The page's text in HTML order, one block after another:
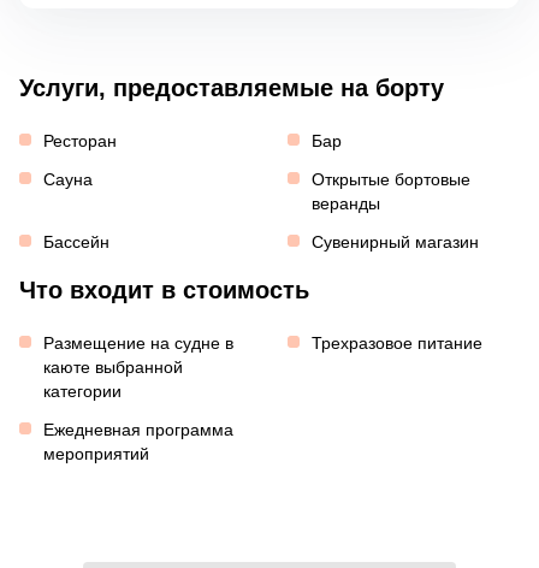
Услуги, предоставляемые на борту
Ресторан
Бар
Сауна
Открытые бортовые
веранды
Бассейн
Сувенирный магазин
Что входит в стоимость
Размещение на судне в
каюте выбранной
категории
Трехразовое питание
Ежедневная программа
мероприятий